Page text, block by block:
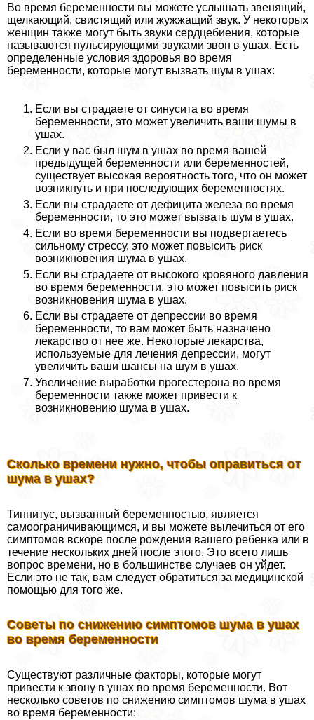
Во время беременности вы можете услышать звенящий,
щелкающий, свистящий или жужжащий звук. У некоторых
женщин также могут быть звуки сердцебиения, которые
называются пульсирующими звуками звон в ушах. Есть
определенные условия здоровья во время
беременности, которые могут вызвать шум в ушах:
Если вы страдаете от синусита во время
беременности, это может увеличить ваши шумы в
ушах.
Если у вас был шум в ушах во время вашей
предыдущей беременности или беременностей,
существует высокая вероятность того, что он может
возникнуть и при последующих беременностях.
Если вы страдаете от дефицита железа во время
беременности, то это может вызвать шум в ушах.
Если во время беременности вы подвергаетесь
сильному стрессу, это может повысить риск
возникновения шума в ушах.
Если вы страдаете от высокого кровяного давления
во время беременности, это может повысить риск
возникновения шума в ушах.
Если вы страдаете от депрессии во время
беременности, то вам может быть назначено
лекарство от нее же. Некоторые лекарства,
используемые для лечения депрессии, могут
увеличить ваши шансы на шум в ушах.
Увеличение выработки прогестерона во время
беременности также может привести к
возникновению шума в ушах.
Сколько времени нужно, чтобы оправиться от
шума в ушах?
Тиннитус, вызванный беременностью, является
самоограничивающимся, и вы можете вылечиться от его
симптомов вскоре после рождения вашего ребенка или в
течение нескольких дней после этого. Это всего лишь
вопрос времени, но в большинстве случаев он уйдет.
Если это не так, вам следует обратиться за медицинской
помощью для того же.
Советы по снижению симптомов шума в ушах
во время беременности
Существуют различные факторы, которые могут
привести к звону в ушах во время беременности. Вот
несколько советов по снижению симптомов шума в ушах
во время беременности: